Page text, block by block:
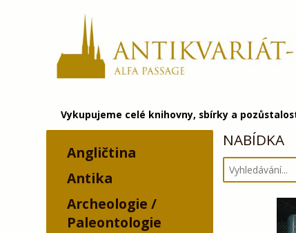
Vykupujeme celé knihovny, sbírky a
Angličtina
Antika
Archeologie /
Paleontologie
NABÍDKA